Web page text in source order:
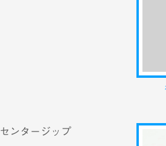
センタージップ